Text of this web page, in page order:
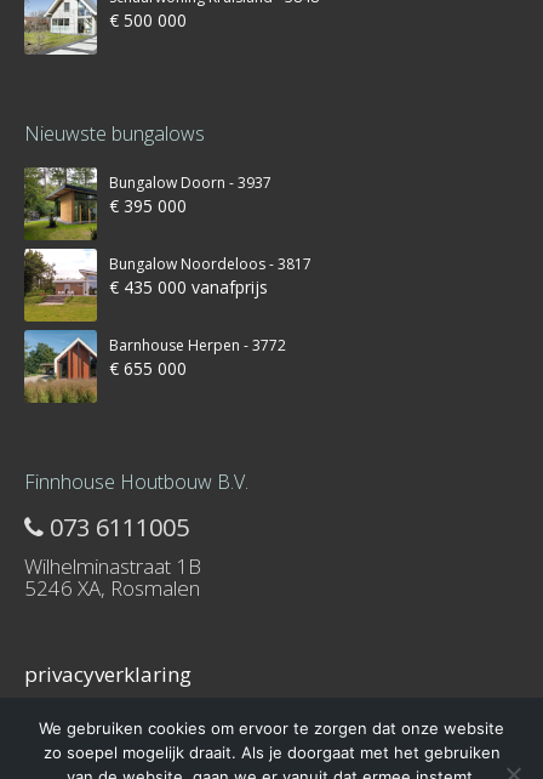
€ 500 000
Nieuwste bungalows
Bungalow Doorn - 3937
€ 395 000
Bungalow Noordeloos - 3817
€ 435 000 vanafprijs
Barnhouse Herpen - 3772
€ 655 000
Finnhouse Houtbouw B.V.
073 6111005
Wilhelminastraat 1B
5246 XA, Rosmalen
privacyverklaring
We gebruiken cookies om ervoor te zorgen dat onze website
zo soepel mogelijk draait. Als je doorgaat met het gebruiken